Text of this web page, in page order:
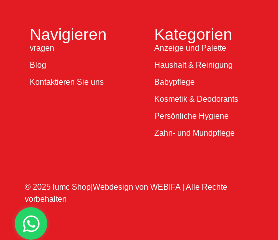
Navigieren
vragen
Blog
Kontaktieren Sie uns
Kategorien
Anzeige und Palette
Haushalt & Reinigung
Babypflege
Kosmetik & Deodorants
Persönliche Hygiene
Zahn- und Mundpflege
© 2025 lumc Shop|Webdesign von WEBIFA | Alle Rechte
vorbehalten